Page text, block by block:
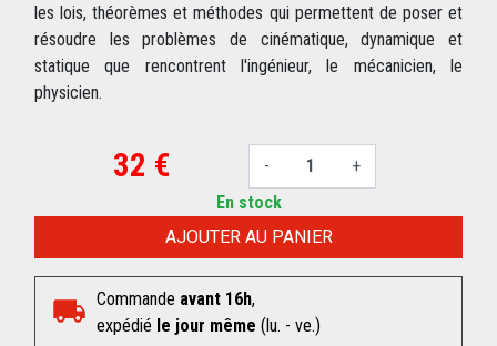
les lois, théorèmes et méthodes qui permettent de poser et
résoudre les problèmes de cinématique, dynamique et
statique que rencontrent l'ingénieur, le mécanicien, le
physicien.
32 € - +
AJOUTER AU PANIER
En stock
Commande avant 16h,
expédié le jour même (lu. - ve.)